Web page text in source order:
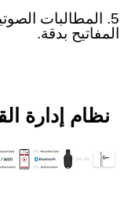
5. المطالبات
المفاتيح بدقة.
نظام إدارة